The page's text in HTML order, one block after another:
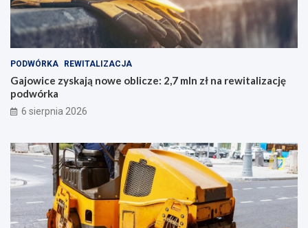
PODWÓRKA REWITALIZACJA
Gajowice zyskają nowe oblicze: 2,7 mln zł na rewitalizację
podwórka
6 sierpnia 2026